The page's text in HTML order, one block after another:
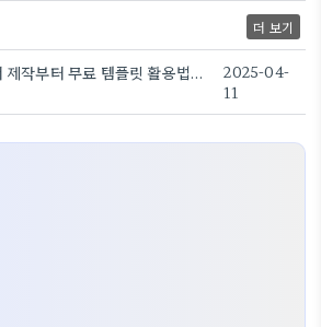
더 보기
PPT의 모든 것: 제안서 제작부터 무료 템플릿 활용법까지!
2025-04-
11